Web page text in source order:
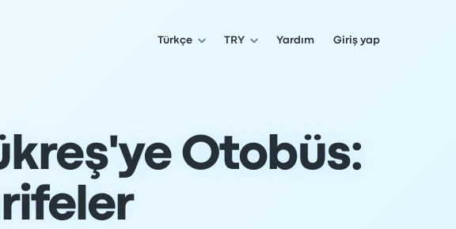
Türkçe TRY Yardım Giriş yap
Otobüs: